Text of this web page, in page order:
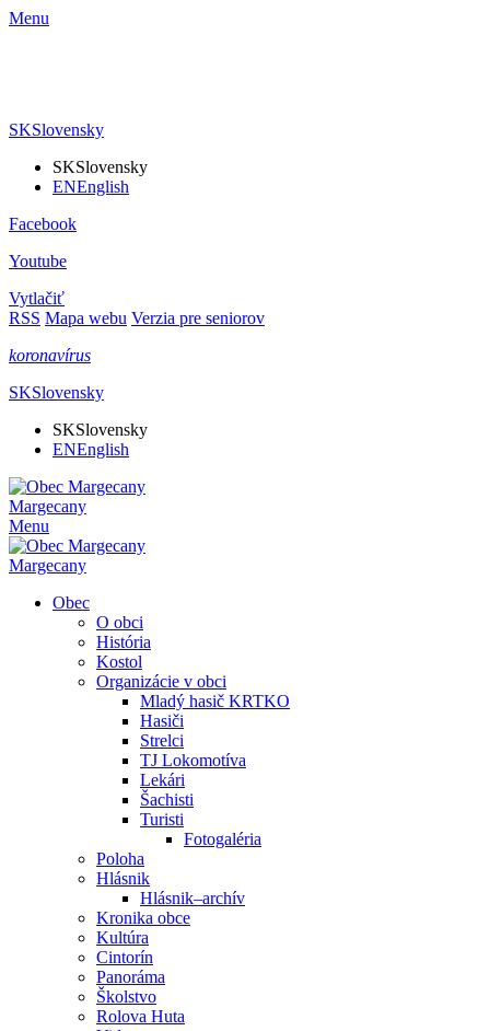
Menu
SKSlovensky
SKSlovensky
ENEnglish
Facebook
Youtube
Vytlačiť
RSS Mapa webu Verzia pre seniorov
koronavírus
SKSlovensky
SKSlovensky
ENEnglish
Margecany
Menu
Margecany
Obec
O obci
História
Kostol
Organizácie v obci
Mladý hasič KRTKO
Hasiči
Strelci
TJ Lokomotíva
Lekári
Šachisti
Turisti
Fotogaléria
Poloha
Hlásnik
Hlásnik–archív
Kronika obce
Kultúra
Cintorín
Panoráma
Školstvo
Rolova Huta